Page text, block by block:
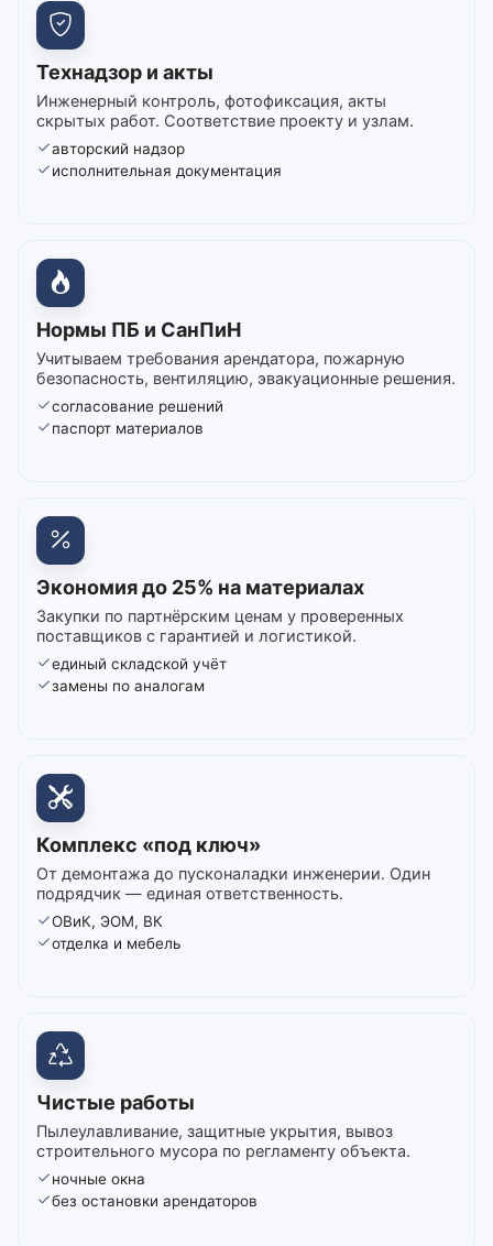
Технадзор и акты
Инженерный контроль, фотофиксация, акты
скрытых работ. Соответствие проекту и узлам.
авторский надзор
исполнительная документация
Нормы ПБ и СанПиН
Учитываем требования арендатора, пожарную
безопасность, вентиляцию, эвакуационные решения.
согласование решений
паспорт материалов
Экономия до 25% на материалах
Закупки по партнёрским ценам у проверенных
поставщиков с гарантией и логистикой.
единый складской учёт
замены по аналогам
Комплекс «под ключ»
От демонтажа до пусконаладки инженерии. Один
подрядчик — единая ответственность.
ОВиК, ЭОМ, ВК
отделка и мебель
Чистые работы
Пылеулавливание, защитные укрытия, вывоз
строительного мусора по регламенту объекта.
ночные окна
без остановки арендаторов